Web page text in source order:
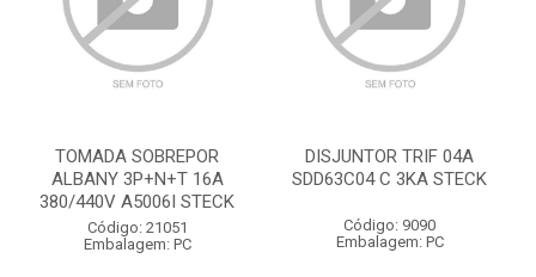
TOMADA SOBREPOR
ALBANY 3P+N+T 16A
380/440V A5006I STECK
Código: 21051
Embalagem: PC
DISJUNTOR TRIF 04A
SDD63C04 C 3KA STECK
Código: 9090
Embalagem: PC